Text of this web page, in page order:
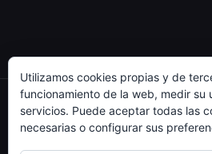
Utilizamos cookies propias y de
funcionamiento de la web, medir su
servicios. Puede aceptar todas las
necesarias o configurar sus